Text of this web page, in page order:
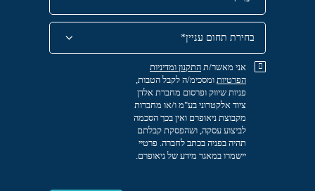
אני מאשר/ת התקנון ומדיניות
הפרטיות ומסכימ/ה לקבל הטבות,
פניות שיווק ופרסום מחברת אלדן
ציוד אלקטרוני בע"מ ו/או מחברות
מקבוצת ניאופרם ואין בכך הסכמה
לביצוע עסקה, ושהפסקת קבלתם
תהיה בפניה בכתב לחברה. פרטיי
יישמרו במאגר מידע של ניאופרם.